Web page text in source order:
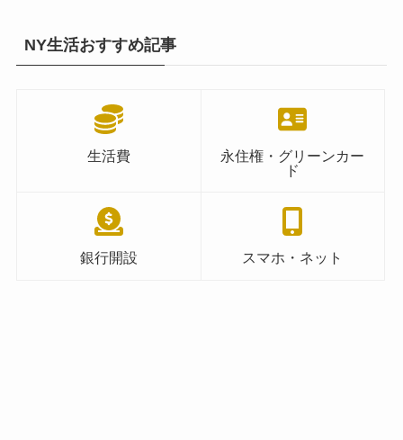
NY生活おすすめ記事
生活費
永住権・グリーンカー
ド
銀行開設 スマホ・ネット